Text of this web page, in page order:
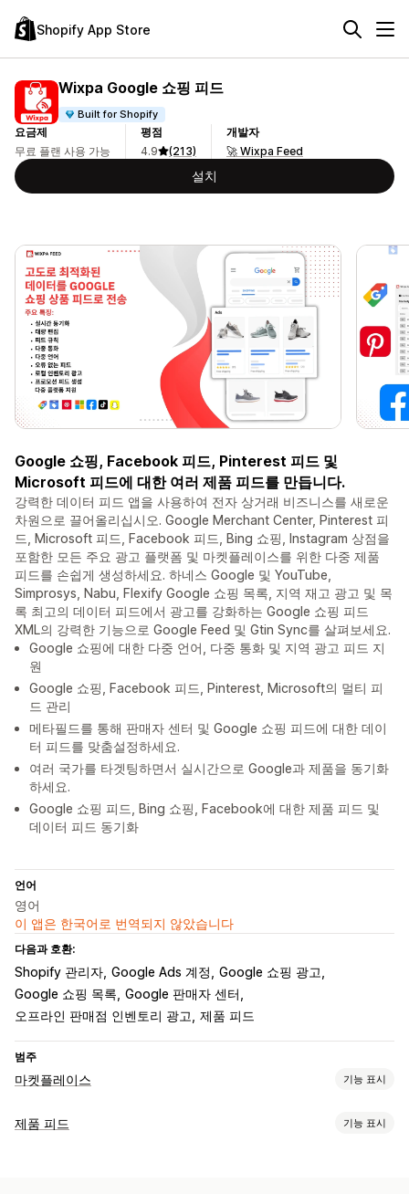
Shopify App Store
Wixpa Google 쇼핑 피드
Built for Shopify
요금제
무료 플랜 사용 가능
평점
4.9
(213)
개발자
🚀 Wixpa Feed
설치
Google 쇼핑, Facebook 피드, Pinterest 피드 및
Microsoft 피드에 대한 여러 제품 피드를 만듭니다.
강력한 데이터 피드 앱을 사용하여 전자 상거래 비즈니스를 새로운
차원으로 끌어올리십시오. Google Merchant Center, Pinterest 피
드, Microsoft 피드, Facebook 피드, Bing 쇼핑, Instagram 상점을
포함한 모든 주요 광고 플랫폼 및 마켓플레이스를 위한 다중 제품
피드를 손쉽게 생성하세요. 하네스 Google 및 YouTube,
Simprosys, Nabu, Flexify Google 쇼핑 목록, 지역 재고 광고 및 목
록 최고의 데이터 피드에서 광고를 강화하는 Google 쇼핑 피드
XML의 강력한 기능으로 Google Feed 및 Gtin Sync를 살펴보세요.
Google 쇼핑에 대한 다중 언어, 다중 통화 및 지역 광고 피드 지
원
Google 쇼핑, Facebook 피드, Pinterest, Microsoft의 멀티 피
드 관리
메타필드를 통해 판매자 센터 및 Google 쇼핑 피드에 대한 데이
터 피드를 맞춤설정하세요.
여러 국가를 타겟팅하면서 실시간으로 Google과 제품을 동기화
하세요.
Google 쇼핑 피드, Bing 쇼핑, Facebook에 대한 제품 피드 및
데이터 피드 동기화
언어
영어
이 앱은 한국어로 번역되지 않았습니다
다음과 호환:
Shopify 관리자 Google Ads 계정
Google 쇼핑 광고
Google 쇼핑 목록 Google 판매자 센터
오프라인 판매점 인벤토리 광고 제품 피드
범주
마켓플레이스 기능 표시
목록 관리
제품 피드 기능 표시